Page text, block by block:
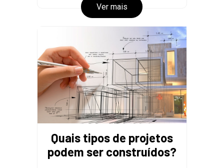
Ver mais
Quais tipos de projetos
podem ser construídos?